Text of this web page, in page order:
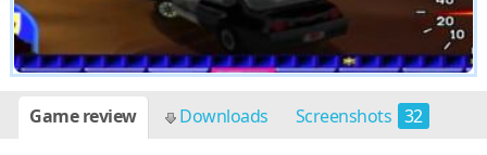
Game review Downloads Screenshots 32